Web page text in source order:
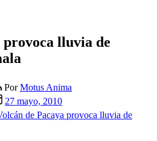
provoca lluvia de
PorMotus Anima
27 mayo, 2010
de Pacaya provoca lluvia de